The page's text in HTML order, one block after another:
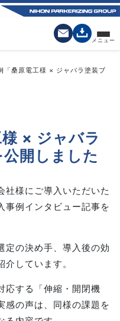
「桑原電工様 × ジャバラ塗装ブ
× ジャバラ
開しました
社様にご導入いただいた
事例インタビュー記事を
定の決め手、導入後の効
しています。
応する「伸縮・開閉機
感の声は、同様の課題を